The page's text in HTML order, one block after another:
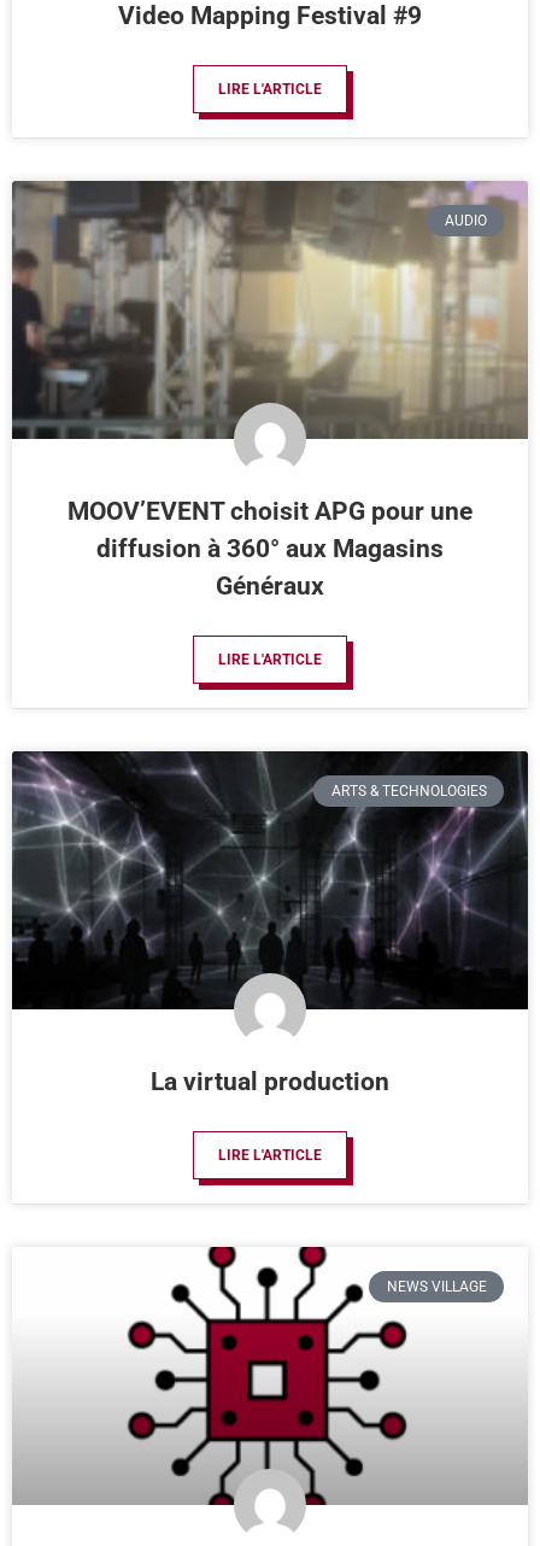
Video Mapping Festival #9
LIRE L'ARTICLE
AUDIO
MOOV’EVENT choisit APG pour une
diffusion à 360° aux Magasins
Généraux
LIRE L'ARTICLE
ARTS & TECHNOLOGIES
La virtual production
LIRE L'ARTICLE
NEWS VILLAGE